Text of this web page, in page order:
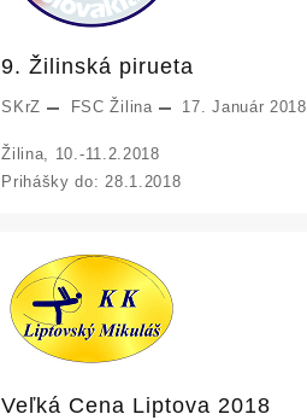
9. Žilinská pirueta
SKrZ FSC Žilina 17. Január 2018
Žilina, 10.-11.2.2018
Prihášky do: 28.1.2018
Veľká Cena Liptova 2018